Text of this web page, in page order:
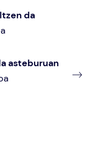
da
asteburuan